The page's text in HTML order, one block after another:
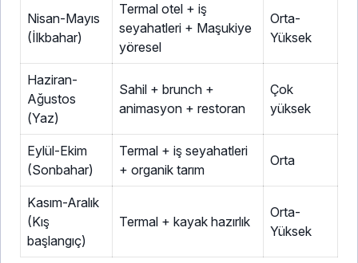
Nisan-Mayıs
(İlkbahar)
Termal otel + iş
seyahatleri + Maşukiye
yöresel
Orta-
Yüksek
Haziran-
Ağustos
(Yaz)
Sahil + brunch +
animasyon + restoran
Çok
yüksek
Eylül-Ekim
(Sonbahar)
Termal + iş seyahatleri
+ organik tarım
Orta
Kasım-Aralık
(Kış
başlangıç)
Termal + kayak hazırlık
Orta-
Yüksek